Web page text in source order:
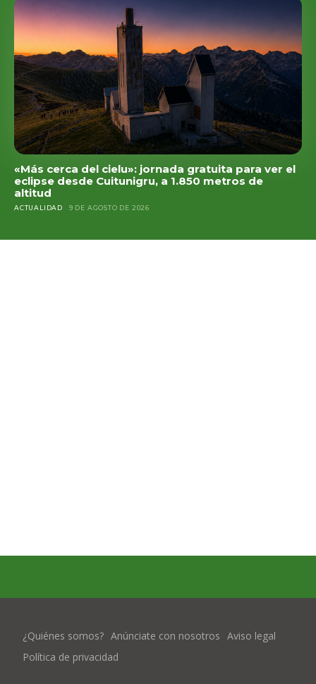
«Más cerca del cielu»: jornada gratuita para ver el
eclipse desde Cuitunigru, a 1.850 metros de
altitud
ACTUALIDAD 9 DE AGOSTO DE 2026
¿Quiénes somos? Anúnciate con nosotros Aviso legal
Política de privacidad